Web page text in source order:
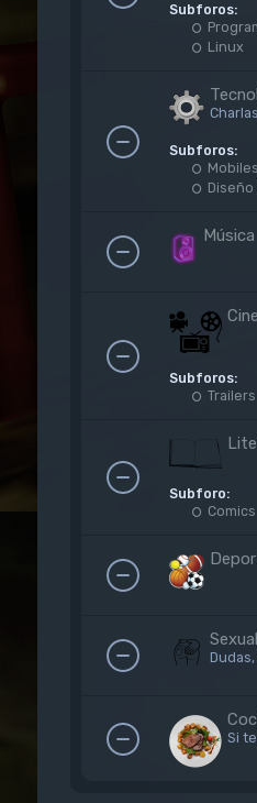
Subforos:
Linux
Subforos:
Mobiles
Diseño
Música
Subforos:
Trailers
Subforo:
Comics
Si